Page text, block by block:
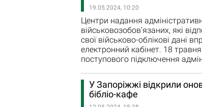
19.05.2024, 10:20
Центри надання
військовозобов’язаних, які
свої військово-облікові дані
електронний кабінет. 18
поступового підключення
У Запоріжжі відкрили
бібліо-кафе